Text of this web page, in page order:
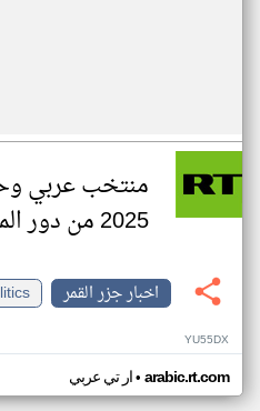
منتخب عربي
2025 من دور المجموعات
اخبار جزر القمر
YU55DX
ار تي عربي• arabic.rt.com